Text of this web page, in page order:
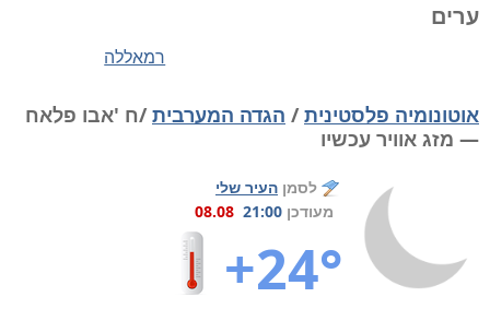
ערים
רמאללה
אוטונומיה פלסטינית/ הגדה המערבית/ח 'אבו פלאח
— מזג אוויר עכשיו
לסמן העיר שלי
מעודכן 21:00
08.08
+24°